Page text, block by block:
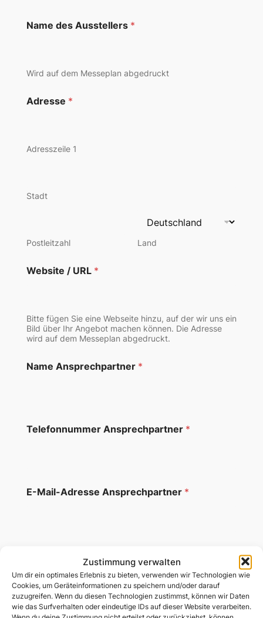
Zustimmung verwalten
Um dir ein optimales Erlebnis zu bieten, verwenden wir Technologien wie
Cookies, um Geräteinformationen zu speichern und/oder darauf
zuzugreifen. Wenn du diesen Technologien zustimmst, können wir Daten
wie das Surfverhalten oder eindeutige IDs auf dieser Website verarbeiten.
Name des Ausstellers *
Wird auf dem Messeplan abgedruckt
Adresse *
Adresszeile 1
Stadt
Postleitzahl Land
Website / URL *
Bitte fügen Sie eine Webseite hinzu, auf der wir uns ein
Bild über Ihr Angebot machen können. Die Adresse
wird auf dem Messeplan abgedruckt.
Name Ansprechpartner *
Telefonnummer Ansprechpartner *
E-Mail-Adresse Ansprechpartner *
Arbeitgeber/Ausbilder
Beratungsstelle